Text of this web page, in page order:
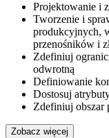
Projektowanie i
Tworzenie i
produkcyjnych,
przenośników i
Zdefiniuj
odwrotną
Definiowanie
Dostosuj
Zdefiniuj obszar
Zobacz więcej